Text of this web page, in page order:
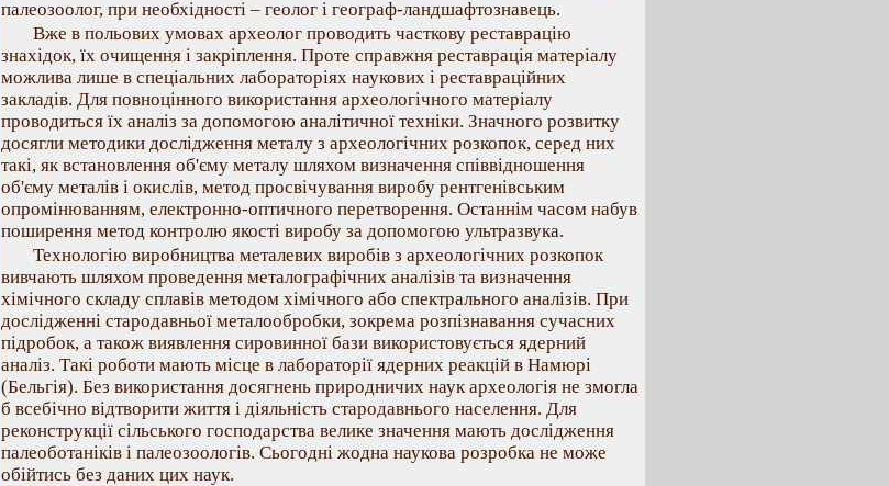
палеозоолог, при необхідності – геолог і географ-ландшафтознавець.
Вже в польових умовах археолог проводить часткову реставрацію
знахідок, їх очищення і закріплення. Проте справжня реставрація матеріалу
можлива лише в спеціальних лабораторіях наукових і реставраційних
закладів. Для повноцінного використання археологічного матеріалу
проводиться їх аналіз за допомогою аналітичної техніки. Значного розвитку
досягли методики дослідження металу з археологічних розкопок, серед них
такі, як встановлення об'єму металу шляхом визначення співвідношення
об'єму металів і окислів, метод просвічування виробу рентгенівським
опромінюванням, електронно-оптичного перетворення. Останнім часом набув
поширення метод контролю якості виробу за допомогою ультразвука.
Технологію виробництва металевих виробів з археологічних розкопок
вивчають шляхом проведення металографічних аналізів та визначення
хімічного складу сплавів методом хімічного або спектрального аналізів. При
дослідженні стародавньої металообробки, зокрема розпізнавання сучасних
підробок, а також виявлення сировинної бази використовується ядерний
аналіз. Такі роботи мають місце в лабораторії ядерних реакцій в Намюрі
(Бельгія). Без використання досягнень природничих наук археологія не змогла
б всебічно відтворити життя і діяльність стародавнього населення. Для
реконструкції сільського господарства велике значення мають дослідження
палеоботаніків і палеозоологів. Сьогодні жодна наукова розробка не може
обійтись без даних цих наук.